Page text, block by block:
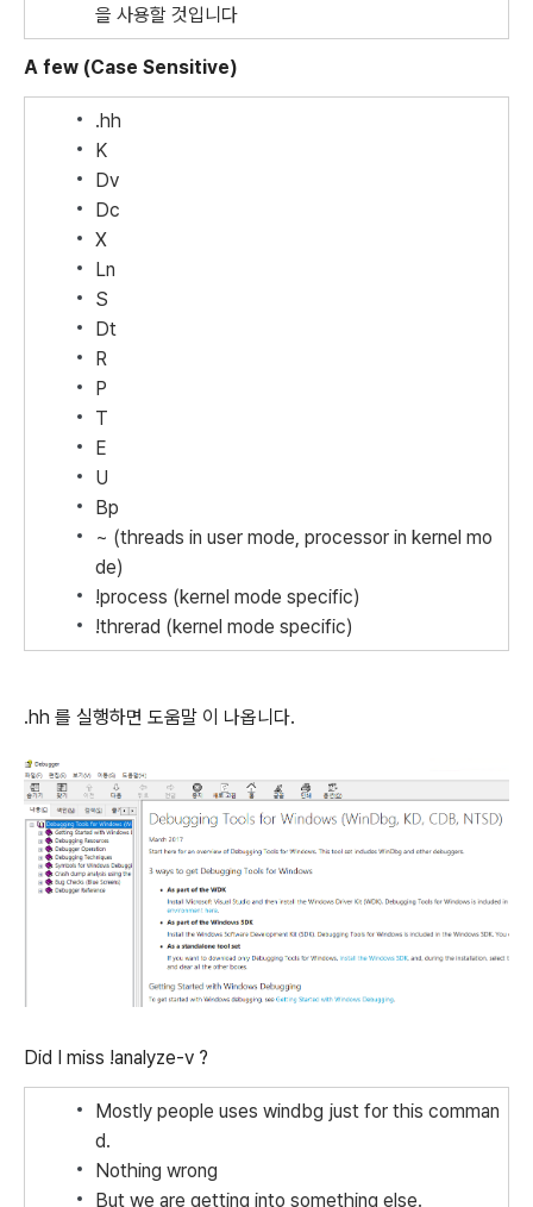
을 사용할 것입니다
A few (Case Sensitive)
.hh
K
Dv
Dc
X
Ln
S
Dt
R
P
T
E
U
Bp
~ (threads in user mode, processor in kernel mo
de)
!process (kernel mode specific)
!threrad (kernel mode specific)
.hh 를 실행하면 도움말 이 나옵니다.
Did I miss !analyze-v ?
Mostly people uses windbg just for this comman
d.
Nothing wrong
But we are getting into something else.